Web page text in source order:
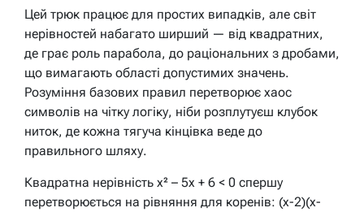
Цей трюк працює для простих випадків, але світ
нерівностей набагато ширший — від квадратних,
де грає роль парабола, до раціональних з дробами,
що вимагають області допустимих значень.
Розуміння базових правил перетворює хаос
символів на чітку логіку, ніби розплутуєш клубок
ниток, де кожна тягуча кінцівка веде до
правильного шляху.
Квадратна нерівність x² – 5x + 6 < 0 спершу
перетворюється на рівняння для коренів: (x-2)(x-